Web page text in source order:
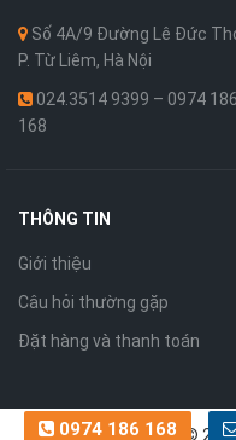
Số 4A/9 Đường Lê Đức
P. Từ Liêm, Hà Nội
024.3514 9399 – 0974 186
168
THÔNG TIN
Giới thiệu
Câu hỏi thường gặp
Đặt hàng và thanh toán
Bản quyền ©
0974 186 168